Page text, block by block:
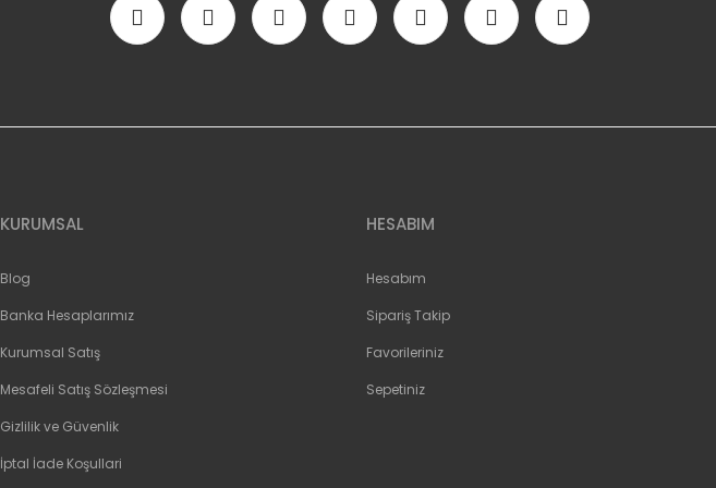
KURUMSAL
Blog
Banka Hesaplarımız
Kurumsal Satış
Mesafeli Satış Sözleşmesi
Gizlilik ve Güvenlik
İptal İade Koşullari
HESABIM
Hesabım
Sipariş Takip
Favorileriniz
Sepetiniz